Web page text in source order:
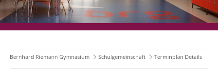
Bernhard Riemann Gymnasium Schulgemeinschaft Terminplan Details